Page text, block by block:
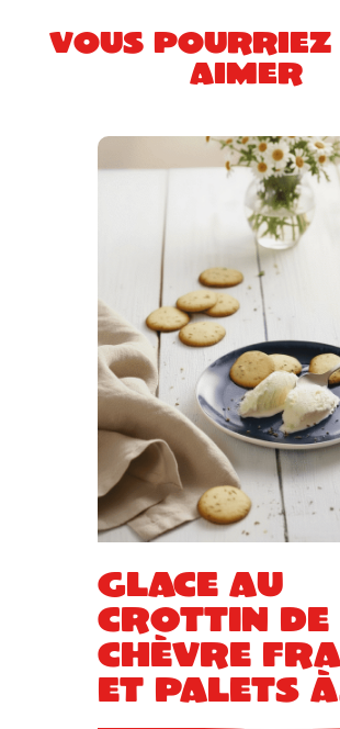
Vous pourriez
aimer
Glace au
crottin de
chèvre
et palets à